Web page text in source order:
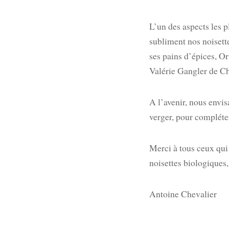
L’un des aspects
subliment nos
ses pains d’épices,
Valérie Gangler de
A l’avenir, nous
verger, pour
Merci à tous ceux
noisettes
Antoine Chevalier